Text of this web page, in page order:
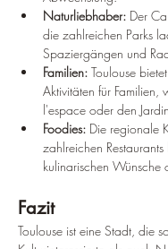
Naturliebhaber: Der
die zahlreichen Parks
Spaziergängen und
Familien: Toulouse
Aktivitäten für Familien,
l'espace oder den
Foodies: Die regionale
zahlreichen Restaurants
kulinarischen Wünsche
Fazit
Toulouse ist eine Stadt, die